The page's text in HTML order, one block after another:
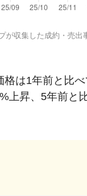
が収集した成約・売
格は1年前と比べ
上昇、 5年前と